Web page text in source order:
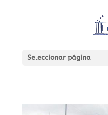
Seleccionar página